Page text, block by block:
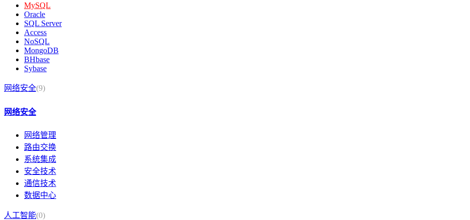
MySQL
Oracle
SQL Server
Access
NoSQL
MongoDB
BHbase
Sybase
网络安全(9)
网络安全
网络管理
路由交换
系统集成
安全技术
通信技术
数据中心
人工智能(0)